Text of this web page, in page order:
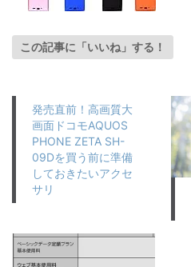
この記事に「いいね」する！
発売直前！高画質大
画面ドコモAQUOS
PHONE ZETA SH-
09Dを買う前に準備
しておきたいアクセ
サリ